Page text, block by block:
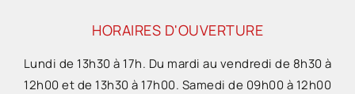
HORAIRES D'OUVERTURE
Lundi de 13h30 à 17h. Du mardi au vendredi de 8h30 à
12h00 et de 13h30 à 17h00. Samedi de 09h00 à 12h00